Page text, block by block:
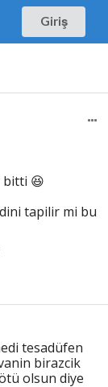
Giriş
bitti 😆
tapilir mi bu
tesadüfen
birazcik
olsun diye